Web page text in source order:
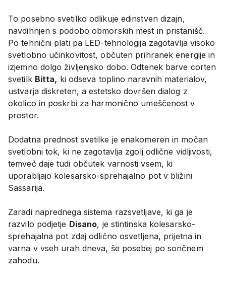
To posebno svetilko odlikuje edinstven dizajn,
navdihnjen s podobo obmorskih mest in pristanišč.
Po tehnični plati pa LED-tehnologija zagotavlja visoko
svetlobno učinkovitost, občuten prihranek energije in
izjemno dolgo življenjsko dobo. Odtenek barve corten
svetilk Bitta, ki odseva toplino naravnih materialov,
ustvarja diskreten, a estetsko dovršen dialog z
okolico in poskrbi za harmonično umeščenost v
prostor.
Dodatna prednost svetilke je enakomeren in močan
svetlobni tok, ki ne zagotavlja zgolj odlične vidljivosti,
temveč daje tudi občutek varnosti vsem, ki
uporabljajo kolesarsko-sprehajalno pot v bližini
Sassarija.
Zaradi naprednega sistema razsvetljave, ki ga je
razvilo podjetje Disano, je stintinska kolesarsko-
sprehajalna pot zdaj odlično osvetljena, prijetna in
varna v vseh urah dneva, še posebej po sončnem
zahodu.